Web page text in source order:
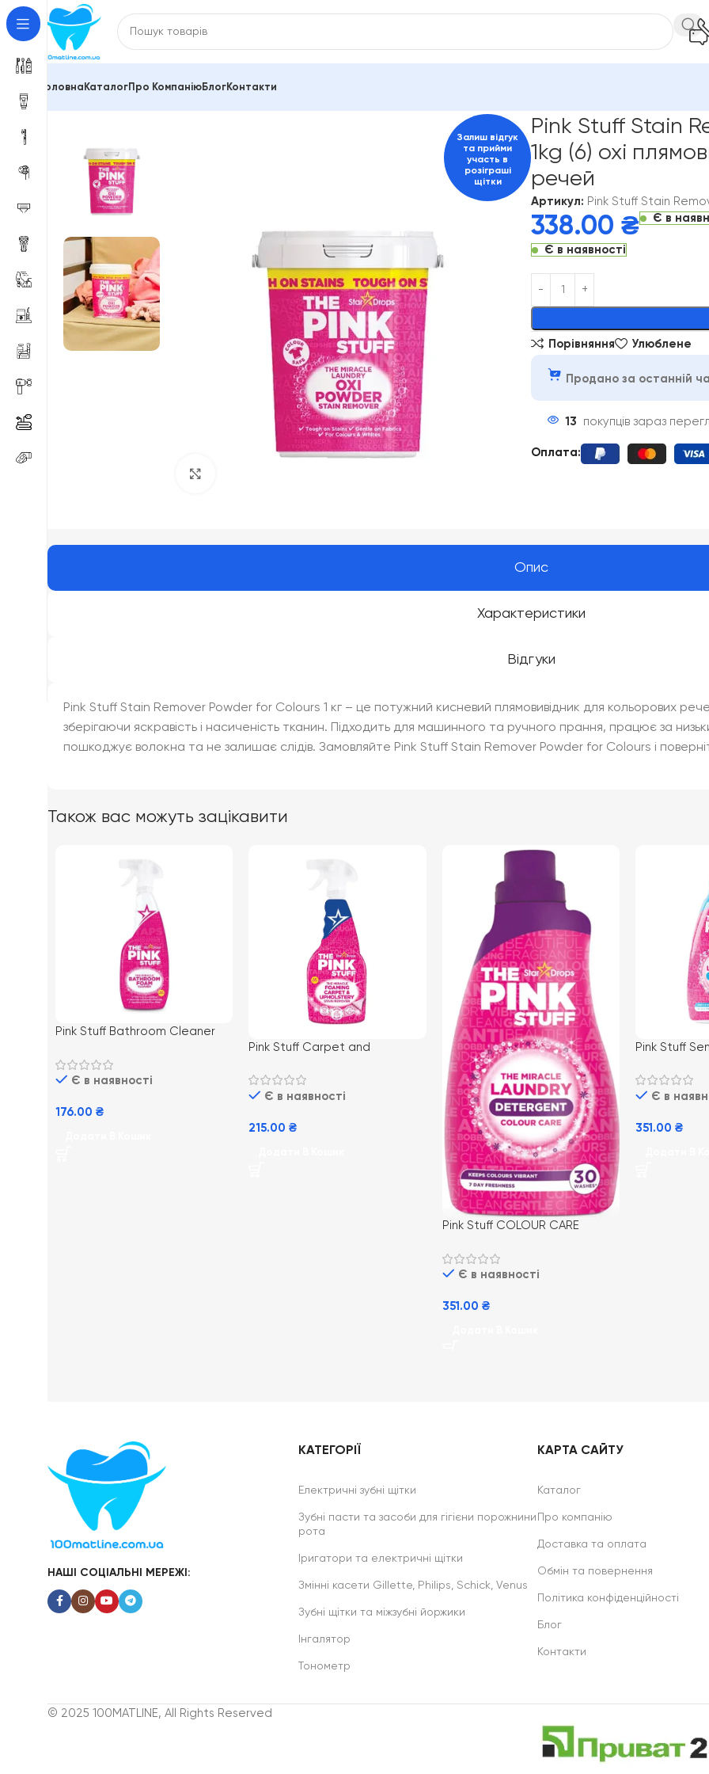
Головна КаталогПро КомпаніюБлогКонтакти
Залиш відгук
та прийми
участь в
розіграші
щітки
Pink Stuff Stain
1kg (6) охі
речей
Артикул: Pink Stuff Stain
338.00 ₴ Є в
Є в наявності
Alternative:
Порівняння Улюблене
Продано за останній
13 покупців зараз
Оплата:
Опис
Характеристики
Відгуки
Pink Stuff Stain Remover Powder for Colours 1 кг – це потужний кисневий плямовивідник для кольорових
зберігаючи яскравість і насиченість тканин. Підходить для машинного та ручного прання, працює за
пошкоджує волокна та не залишає слідів. Замовляйте Pink Stuff Stain Remover Powder for Colours і
Також вас можуть зацікавити
Pink Stuff Bathroom Cleaner
ванної кімнати
Є в наявності
176.00 ₴
Pink Stuff Carpet and
килимів та оббивки
Є в наявності
215.00₴
Pink Stuff COLOUR CARE
гель для прання кольорових
речейЄ в наявності
351.00 ₴
Pink Stuff
прання
Є в
351.00₴
НАШІ СОЦІАЛЬНІ МЕРЕЖІ:
КАТЕГОРІЇ
Електричні зубні щітки
Зубні пасти та засоби для гігієни порожнини
рота
Іригатори та електричні щітки
Змінні касети Gillette, Philips, Schick, Venus
Зубні щітки та міжзубні йоржики
Інгалятор
Тонометр
КАРТА САЙТУ
Каталог
Про компанію
Доставка та оплата
Обмін та повернення
Політика конфіденційності
Блог
Контакти
© 2025 100MATLINE, All Rights Reserved